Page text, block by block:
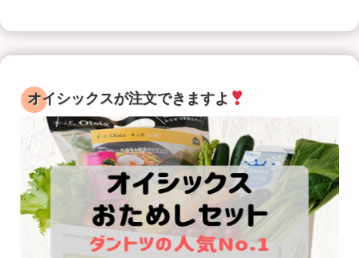
オイシックスが注文できますよ